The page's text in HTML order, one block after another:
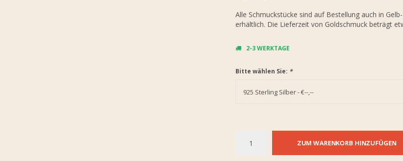
Alle Schmuckstücke sind auf Bestellung auch in
erhältlich. Die Lieferzeit von Goldschmuck beträgt
2-3 WERKTAGE
Bitte wählen Sie: *
925 Sterling Silber - €--,--
ZUM WARENKORB HINZUFÜGEN